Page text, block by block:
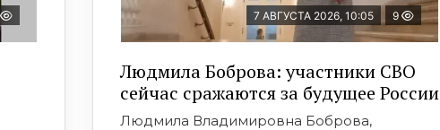
7 АВГУСТА 2026, 10:05 9
Людмила Боброва: участники СВО
сейчас сражаются за будущее России
Людмила Владимировна Боброва,